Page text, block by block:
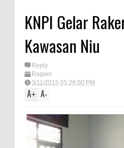
Aktif
TEGAS!
Personel
Staf Ahli
KNPI Gelar
Kawasan Niu
Reply
Ragam
3/11/2015 05:28:00 PM
A+ A-